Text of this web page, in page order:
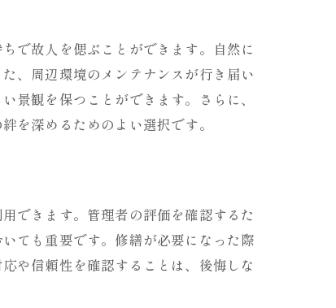
で故人を偲ぶことができます。自然に
、周辺環境のメンテナンスが行き届い
景観を保つことができます。さらに、
を深めるためのよい選択です。
できます。管理者の評価を確認するた
ても重要です。修繕が必要になった際
や信頼性を確認することは、後悔しな